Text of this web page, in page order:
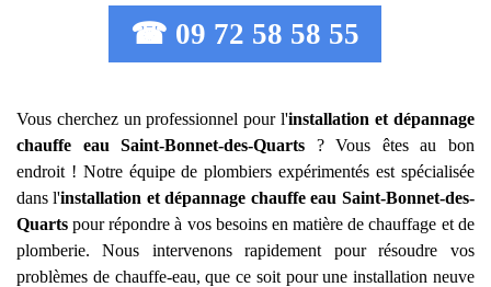
☎ 09 72 58 58 55
Vous cherchez un professionnel pour l'installation et dépannage
chauffe eau
Saint-Bonnet-des-Quarts ? Vous êtes au bon
endroit ! Notre équipe de plombiers expérimentés est spécialisée
dans l'installation et dépannage chauffe eau Saint-Bonnet-des-
Quarts pour répondre à vos besoins en matière de chauffage et de
plomberie. Nous intervenons rapidement pour résoudre vos
problèmes de chauffe-eau, que ce soit pour une installation neuve